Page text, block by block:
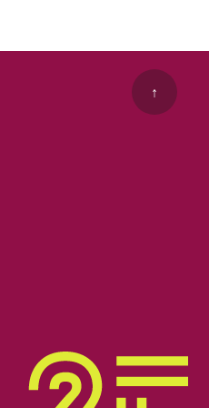
↑